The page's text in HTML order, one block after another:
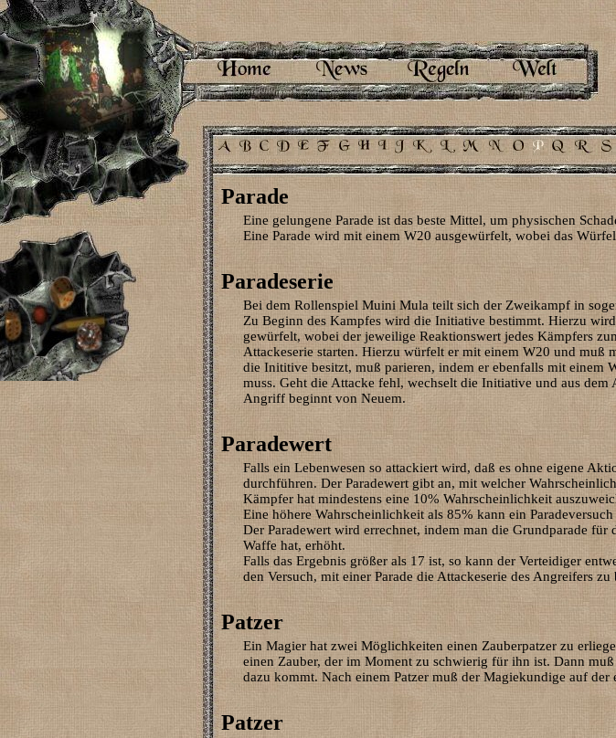
Parade
Eine gelungene Parade ist das beste Mittel, um physischen
Eine Parade wird mit einem W20 ausgewürfelt, wobei das
Paradeserie
Bei dem Rollenspiel Muini Mula teilt sich der Zweikampf in
Zu Beginn des Kampfes wird die Initiative bestimmt. Hierzu
gewürfelt, wobei der jeweilige Reaktionswert jedes Kämpfers
Attackeserie starten. Hierzu würfelt er mit einem W20 und muß
die Inititive besitzt, muß parieren, indem er ebenfalls mit einem
muss. Geht die Attacke fehl, wechselt die Initiative und aus
Angriff beginnt von Neuem.
Paradewert
Falls ein Lebenwesen so attackiert wird, daß es ohne eigene
durchführen. Der Paradewert gibt an, mit welcher
Kämpfer hat mindestens eine 10% Wahrscheinlichkeit
Eine höhere Wahrscheinlichkeit als 85% kann ein
Der Paradewert wird errechnet, indem man die Grundparade
Waffe hat, erhöht.
Falls das Ergebnis größer als 17 ist, so kann der Verteidiger
den Versuch, mit einer Parade die Attackeserie des Angreifers zu
Patzer
Ein Magier hat zwei Möglichkeiten einen Zauberpatzer zu
einen Zauber, der im Moment zu schwierig für ihn ist. Dann
dazu kommt. Nach einem Patzer muß der Magiekundige auf
Patzer